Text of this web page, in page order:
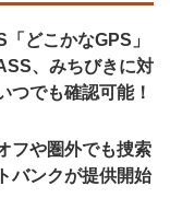
どこかなGPS」
、みちびきに対
つでも確認可能！
フや圏外でも捜索
バンクが提供開始